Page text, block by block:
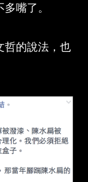
嘴了。
哲的說法，也